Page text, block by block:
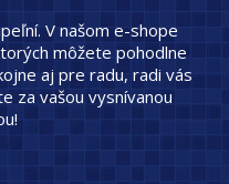
V našom e-shope
môžete pohodlne
aj pre radu, radi vás
za vašou vysnívanou